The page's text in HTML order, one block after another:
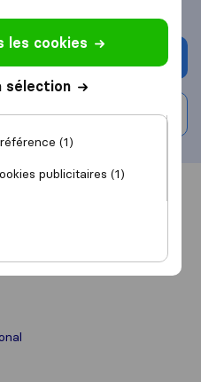
avis
les cookies
sélection
(1)
publicitaires (1)